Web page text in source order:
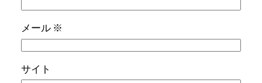
メール ※
サイト